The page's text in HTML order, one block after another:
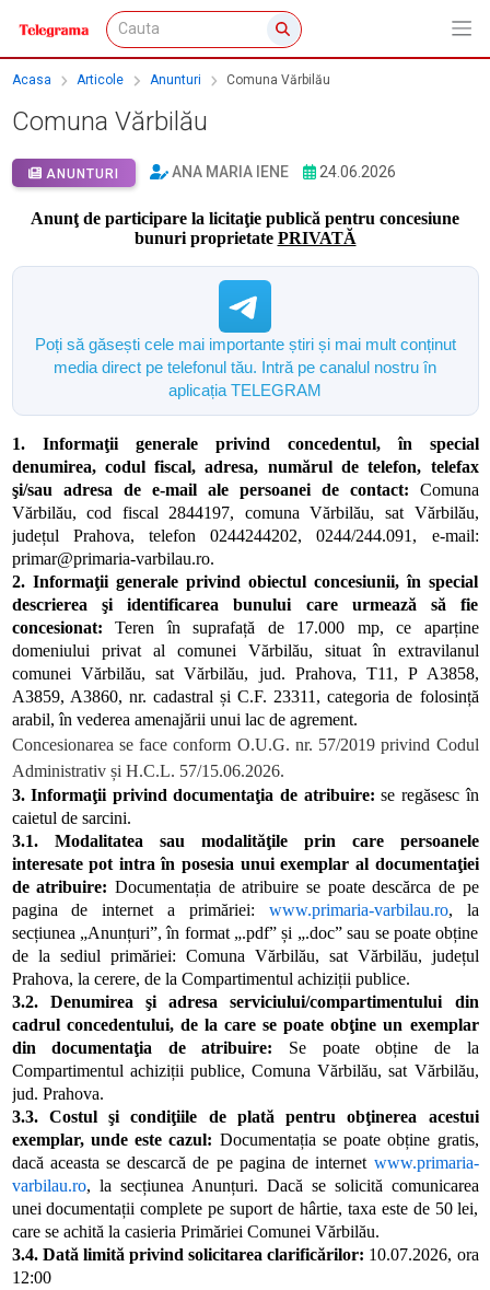
Acasa Articole Anunturi Comuna Vărbilău
Comuna Vărbilău
ANUNTURI ANA MARIA IENE 24.06.2026
Anunţ de participare la licitaţie publică pentru concesiune
bunuri proprietate PRIVATĂ
Poți să găsești cele mai importante știri și mai mult conținut
media direct pe telefonul tău. Intră pe canalul nostru în
aplicația TELEGRAM
1. Informaţii generale privind concedentul, în special
denumirea, codul fiscal, adresa, numărul de telefon, telefax
şi/sau adresa de e-mail ale persoanei de contact: Comuna
Vărbilău, cod fiscal 2844197, comuna Vărbilău, sat Vărbilău,
județul Prahova, telefon 0244244202, 0244/244.091, e-mail:
primar@primaria-varbilau.ro.
2. Informaţii generale privind obiectul concesiunii, în special
descrierea şi identificarea bunului care urmează să fie
concesionat: Teren în suprafață de 17.000 mp, ce aparține
domeniului privat al comunei Vărbilău, situat în extravilanul
comunei Vărbilău, sat Vărbilău, jud. Prahova, T11, P A3858,
A3859, A3860, nr. cadastral și C.F. 23311, categoria de folosință
arabil, în vederea amenajării unui lac de agrement.
Concesionarea se face conform O.U.G. nr. 57/2019 privind Codul
Administrativ și H.C.L. 57/15.06.2026.
3. Informaţii privind documentaţia de atribuire: se regăsesc în
caietul de sarcini.
3.1. Modalitatea sau modalităţile prin care persoanele
interesate pot intra în posesia unui exemplar al documentaţiei
de atribuire: Documentația de atribuire se poate descărca de pe
pagina de internet a primăriei: www.primaria-varbilau.ro, la
secțiunea „Anunțuri”, în format „.pdf” și „.doc” sau se poate obține
de la sediul primăriei: Comuna Vărbilău, sat Vărbilău, județul
Prahova, la cerere, de la Compartimentul achiziții publice.
3.2. Denumirea şi adresa serviciului/compartimentului din
cadrul concedentului, de la care se poate obţine un exemplar
din documentaţia de atribuire: Se poate obține de la
Compartimentul achiziții publice, Comuna Vărbilău, sat Vărbilău,
jud. Prahova.
3.3. Costul şi condiţiile de plată pentru obţinerea acestui
exemplar, unde este cazul: Documentația se poate obține gratis,
dacă aceasta se descarcă de pe pagina de internet www.primaria-
varbilau.ro, la secțiunea Anunțuri. Dacă se solicită comunicarea
unei documentații complete pe suport de hârtie, taxa este de 50 lei,
care se achită la casieria Primăriei Comunei Vărbilău.
3.4. Dată limită privind solicitarea clarificărilor: 10.07.2026, ora
12:00